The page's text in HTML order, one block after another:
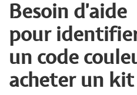
Besoin d'aide
pour
un code
acheter un kit